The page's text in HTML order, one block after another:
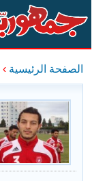
الصفحة الرئيسية ›